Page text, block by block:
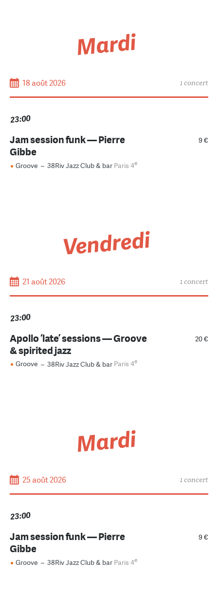
Mardi
18 août 2026 1 concert
23:00
9 €
Jam session funk — Pierre
Gibbe
Groove – 38Riv Jazz Club & bar Paris 4e
Vendredi
21 août 2026 1 concert
23:00
20 €
Apollo ‘late’ sessions — Groove
& spirited jazz
Groove – 38Riv Jazz Club & bar Paris 4e
Mardi
25 août 2026 1 concert
23:00
9 €
Jam session funk — Pierre
Gibbe
Groove – 38Riv Jazz Club & bar Paris 4e